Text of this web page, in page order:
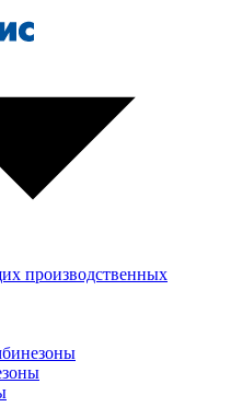
производственных